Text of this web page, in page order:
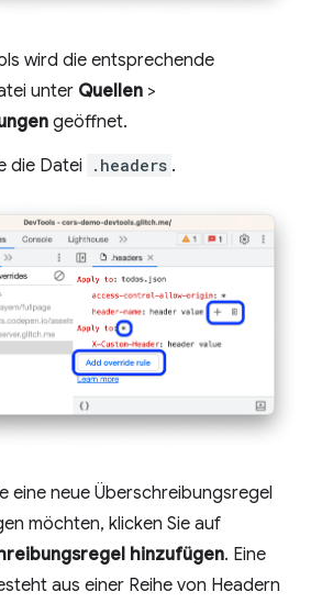
wird die entsprechende
unter Quellen >
geöffnet.
die Datei
.headers .
eine neue Überschreibungsregel
möchten, klicken Sie auf
hinzufügen. Eine
aus einer Reihe von Headern